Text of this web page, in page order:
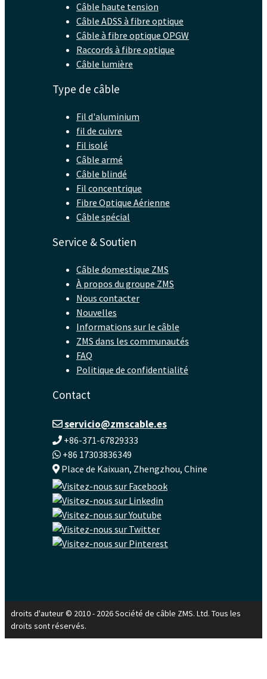
Câble haute tension
Câble ADSS à fibre optique
Câble à fibre optique OPGW
Raccords à fibre optique
Câble lumière
Type de câble
Fil d'aluminium
fil de cuivre
Fil isolé
Câble armé
Câble blindé
Fil concentrique
Fibre Optique Aérienne
Câble spécial
Service & Soutien
Câble domestique ZMS
À propos du groupe ZMS
Nous contacter
Nouvelles
Informations sur le câble
ZMS dans les communautés
FAQ
Politique de confidentialité
Contact
servicio@zmscable.es
+86-371-67829333
+86 17303836349
Place de Kaixuan, Zhengzhou, Chine
droits d'auteur © 2010 - 2026 Société de câble ZMS. Ltd. Tous les
droits sont réservés.